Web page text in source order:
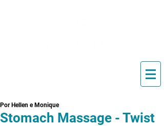
Stomach Massage - Twist
Por Hellen e Monique